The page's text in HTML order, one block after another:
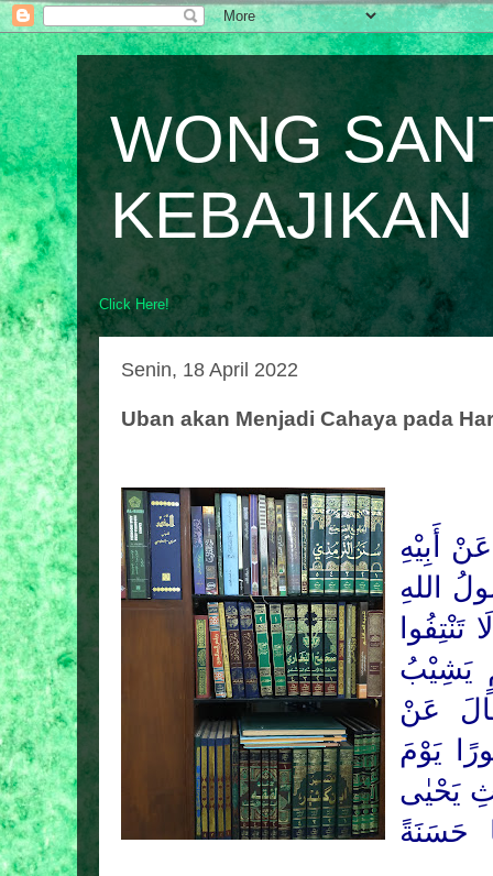
WONG
KEBAJIKAN
Click Here!
Senin, 18 April 2022
Uban akan Menjadi Cahaya pada
أَبِيْهِ
اللهِ
تَنْتِفُوا
يَشِيْبُ
عَنْ
يَوْمَ
يَحْيٰى
حَسَنَةً